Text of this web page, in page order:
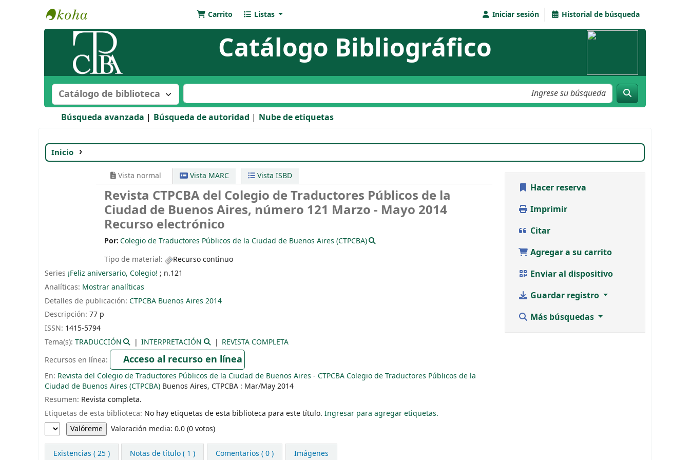
Biblioteca Bartolomé Mitre
Carrito Listas Iniciar sesión Historial de búsqueda
Catálogo Bibliográfico
Buscar en el catálogo por: Buscar en el catálogo
Búsqueda avanzada Búsqueda de autoridad Nube de etiquetas
Inicio
Vista normal Vista MARC Vista ISBD
Revista CTPCBA del Colegio de Traductores Públicos de la
Ciudad de Buenos Aires, número 121 Marzo - Mayo 2014
Recurso electrónico
Por:Colegio de Traductores Públicos de la Ciudad de Buenos Aires (CTPCBA)
Tipo de material:
Recurso continuo
Series ¡Feliz aniversario, Colegio! ; n.121
Analíticas: Mostrar analíticas
Detalles de publicación: CTPCBA Buenos Aires 2014
Descripción: 77 p
ISSN: 1415-5794
Tema(s): TRADUCCIÓN INTERPRETACIÓN
REVISTA COMPLETA
Recursos en línea:
Acceso al recurso en línea
En: Revista del Colegio de Traductores Públicos de la Ciudad de Buenos Aires - CTPCBA Colegio de Traductores Públicos de la
Ciudad de Buenos Aires (CTPCBA)Buenos Aires, CTPCBA : Mar/May 2014
Resumen: Revista completa.
Etiquetas de esta biblioteca: No hay etiquetas de esta biblioteca para este título. Ingresar para agregar etiquetas.
Valoración Valoración media: 0.0 (0 votos)
Existencias ( 25 ) Notas de título ( 1 ) Comentarios ( 0 ) Imágenes
Hacer reserva
Imprimir
Citar
Agregar a su carrito
Enviar al dispositivo
Guardar registro
Más búsquedas